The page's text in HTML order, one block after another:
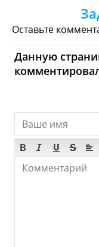
Мода
Оставьте
Данную